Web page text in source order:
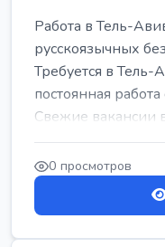
Работа в Тель-
русскоязычных
Требуется в Тель-
постоянная
Свежие вакансии
женщин от хозя...
0 просмотров